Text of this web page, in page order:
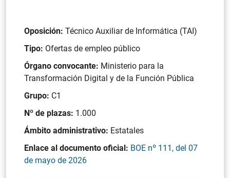
Oposición: Técnico Auxiliar de Informática (TAI)
Tipo: Ofertas de empleo público
Órgano convocante: Ministerio para la
Transformación Digital y de la Función Pública
Grupo: C1
Nº de plazas: 1.000
Ámbito administrativo: Estatales
Enlace al documento oficial: BOE nº 111, del 07
de mayo de 2026